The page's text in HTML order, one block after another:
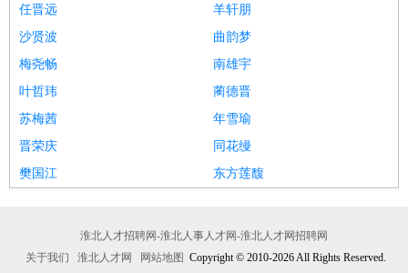
任晋远
羊轩朋
沙贤波
曲韵梦
梅尧畅
南雄宇
叶哲玮
蔺德晋
苏梅茜
年雪瑜
晋荣庆
同花缦
樊国江
东方莲馥
淮北人才招聘网-淮北人事人才网-淮北人才网招聘网
关于我们
淮北人才网 网站地图 Copyright © 2010-2026 All Rights Reserved.